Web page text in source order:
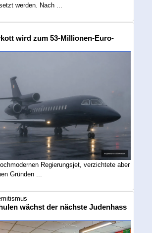
werden. Nach ...
wird zum 53-Millionen-Euro-
Regierungsjet, verzichtete aber
Gründen ...
wächst der nächste Judenhass